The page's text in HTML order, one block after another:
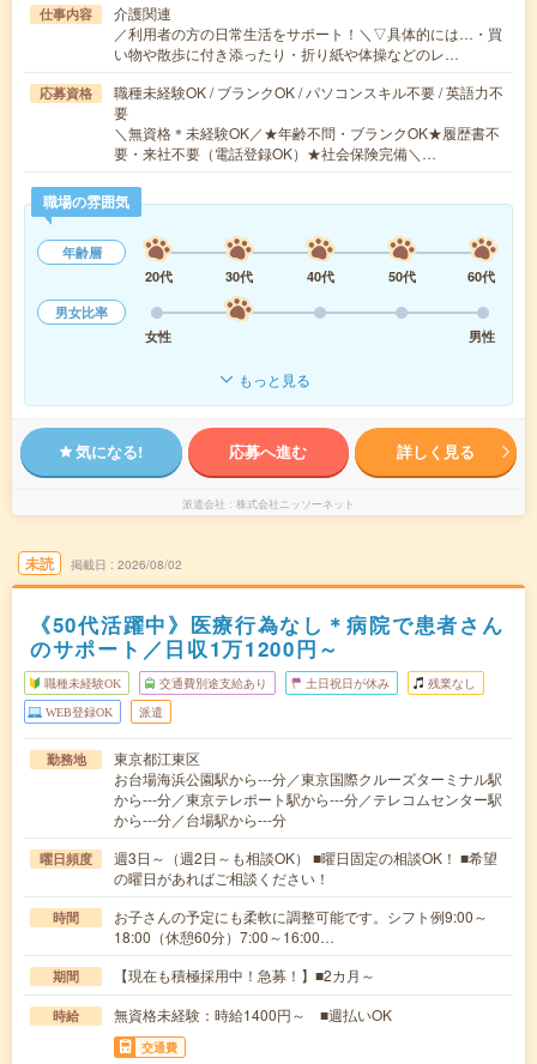
仕事内容
介護関連
／利用者の方の日常生活をサポート！＼▽具体的には…・買
い物や散歩に付き添ったり・折り紙や体操などのレ…
応募資格
職種未経験OK / ブランクOK / パソコンスキル不要 / 英語力不
要
＼無資格＊未経験OK／★年齢不問・ブランクOK★履歴書不
要・来社不要（電話登録OK）★社会保険完備＼…
職場の雰囲気
年齢層
20代
30代 40代 50代
60代
男女比率
女性
男性
もっと見る
気になる! 応募へ進む 詳しく見る
派遣会社 株式会社ニッソーネット
未読 掲載日 2026/08/02
《50代活躍中》医療行為なし＊病院で患者さん
のサポート／日収1万1200円～
職種未経験OK 交通費別途支給あり 土日祝日が休み 残業なし
WEB登録OK 派遣
勤務地
東京都江東区
お台場海浜公園駅から---分／東京国際クルーズターミナル駅
から---分／東京テレポート駅から---分／テレコムセンター駅
から---分／台場駅から---分
曜日頻度
週3日～（週2日～も相談OK） ■曜日固定の相談OK！ ■希望
の曜日があればご相談ください！
時間
お子さんの予定にも柔軟に調整可能です。シフト例9:00～
18:00（休憩60分）7:00～16:00…
期間 【現在も積極採用中！急募！】■2カ月～
時給 無資格未経験：時給1400円～ ■週払いOK
交通費